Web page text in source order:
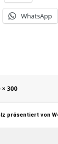
WhatsApp
× 300
präsentiert von